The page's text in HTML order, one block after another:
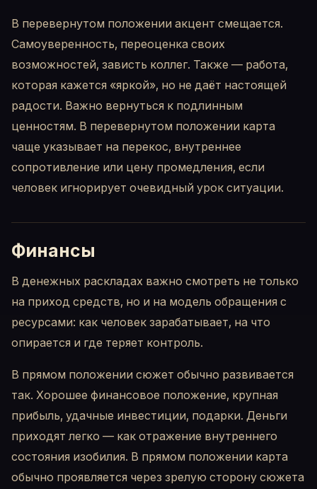
В перевернутом положении акцент смещается.
Самоуверенность, переоценка своих
возможностей, зависть коллег. Также — работа,
которая кажется «яркой», но не даёт настоящей
радости. Важно вернуться к подлинным
ценностям. В перевернутом положении карта
чаще указывает на перекос, внутреннее
сопротивление или цену промедления, если
человек игнорирует очевидный урок ситуации.
Финансы
В денежных раскладах важно смотреть не только
на приход средств, но и на модель обращения с
ресурсами: как человек зарабатывает, на что
опирается и где теряет контроль.
В прямом положении сюжет обычно развивается
так. Хорошее финансовое положение, крупная
прибыль, удачные инвестиции, подарки. Деньги
приходят легко — как отражение внутреннего
состояния изобилия. В прямом положении карта
обычно проявляется через зрелую сторону сюжета